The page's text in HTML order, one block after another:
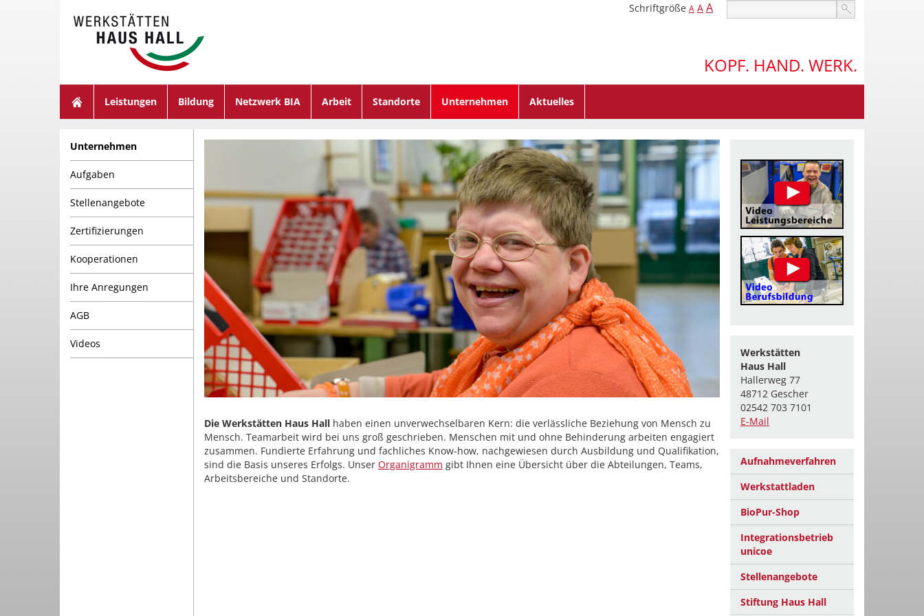
Schriftgröße A A A
KOPF. HAND. WERK.
Leistungen Bildung Netzwerk BIA Arbeit Standorte Unternehmen Aktuelles
Unternehmen
Aufgaben
Stellenangebote
Zertifizierungen
Kooperationen
Ihre Anregungen
AGB
Videos
Die Werkstätten Haus Hall haben einen unverwechselbaren Kern: die verlässliche Beziehung von Mensch zu
Mensch. Teamarbeit wird bei uns groß geschrieben. Menschen mit und ohne Behinderung arbeiten engagiert
zusammen. Fundierte Erfahrung und fachliches Know-how, nachgewiesen durch Ausbildung und Qualifikation,
sind die Basis unseres Erfolgs. Unser Organigramm gibt Ihnen eine Übersicht über die Abteilungen, Teams,
Arbeitsbereiche und Standorte.
Werkstätten
Haus Hall
Hallerweg 77
48712 Gescher
02542 703 7101
E-Mail
Aufnahmeverfahren
Werkstattladen
BioPur-Shop
Integrationsbetrieb
unicoe
Stellenangebote
Stiftung Haus Hall